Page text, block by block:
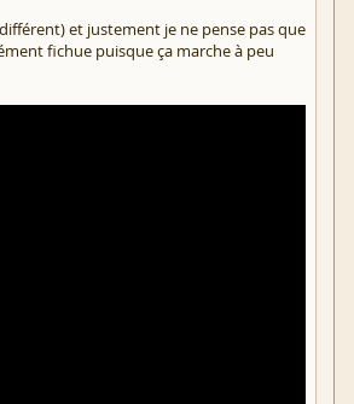
et justement je ne pense pas que
fichue puisque ça marche à peu